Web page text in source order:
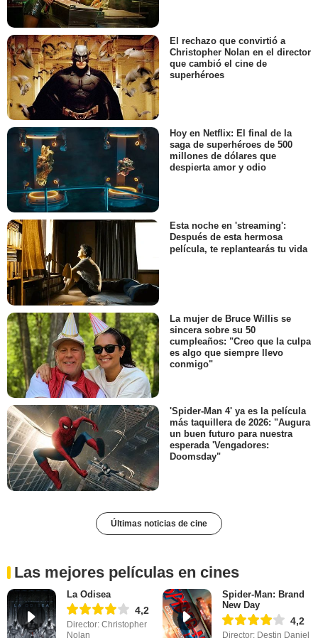
El rechazo que convirtió a
Christopher Nolan en el director
que cambió el cine de
superhéroes
Hoy en Netflix: El final de la
saga de superhéroes de 500
millones de dólares que
despierta amor y odio
Esta noche en 'streaming':
Después de esta hermosa
película, te replantearás tu vida
La mujer de Bruce Willis se
sincera sobre su 50
cumpleaños: "Creo que la culpa
es algo que siempre llevo
conmigo"
'Spider-Man 4' ya es la película
más taquillera de 2026: "Augura
un buen futuro para nuestra
esperada 'Vengadores:
Doomsday"
Últimas noticias de cine
Las mejores películas en cines
La Odisea
4,2
Director: Christopher
Nolan
Spider-Man: Brand
New Day
4,2
Director: Destin Daniel